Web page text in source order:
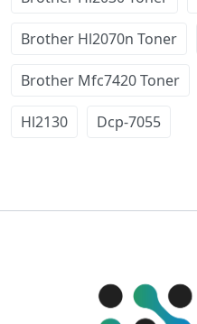
Brother Hl2070n Toner
Brother Mfc7420 Toner
Hl2130 Dcp-7055